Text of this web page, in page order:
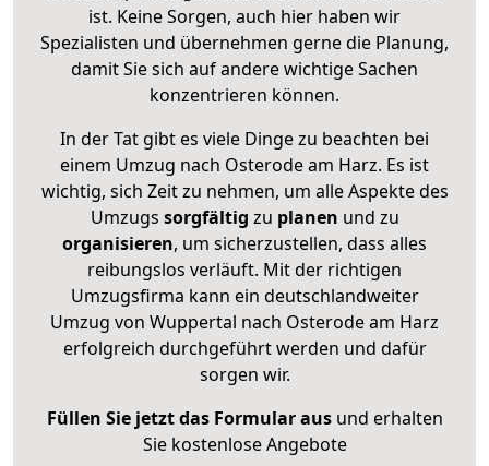
ist. Keine Sorgen, auch hier haben wir
Spezialisten und übernehmen gerne die Planung,
damit Sie sich auf andere wichtige Sachen
konzentrieren können.
In der Tat gibt es viele Dinge zu beachten bei
einem Umzug nach Osterode am Harz. Es ist
wichtig, sich Zeit zu nehmen, um alle Aspekte des
Umzugs sorgfältig zu planen und zu
organisieren, um sicherzustellen, dass alles
reibungslos verläuft. Mit der richtigen
Umzugsfirma kann ein deutschlandweiter
Umzug von Wuppertal nach Osterode am Harz
erfolgreich durchgeführt werden und dafür
sorgen wir.
Füllen Sie jetzt das Formular ausund erhalten
Sie kostenlose Angebote